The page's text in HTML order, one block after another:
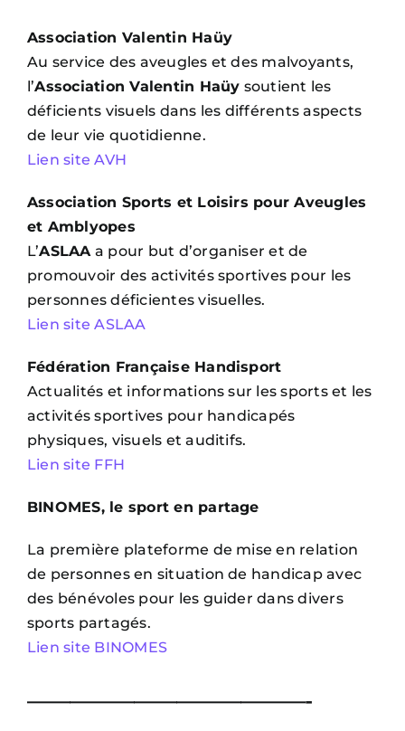
Association Valentin Haüy
Au service des aveugles et des malvoyants,
l’Association Valentin Haüy soutient les
déficients visuels dans les différents aspects
de leur vie quotidienne.
Lien site AVH
Association Sports et Loisirs pour Aveugles
et Amblyopes
L’ASLAAa pour but d’organiser et de
promouvoir des activités sportives pour les
personnes déficientes visuelles.
Lien site ASLAA
Fédération Française Handisport
Actualités et informations sur les sports et les
activités sportives pour handicapés
physiques, visuels et auditifs.
Lien site FFH
BINOMES, le sport en partage
La première plateforme de mise en relation
de personnes en situation de handicap avec
des bénévoles pour les guider dans divers
sports partagés.
Lien site BINOMES
—————————————-